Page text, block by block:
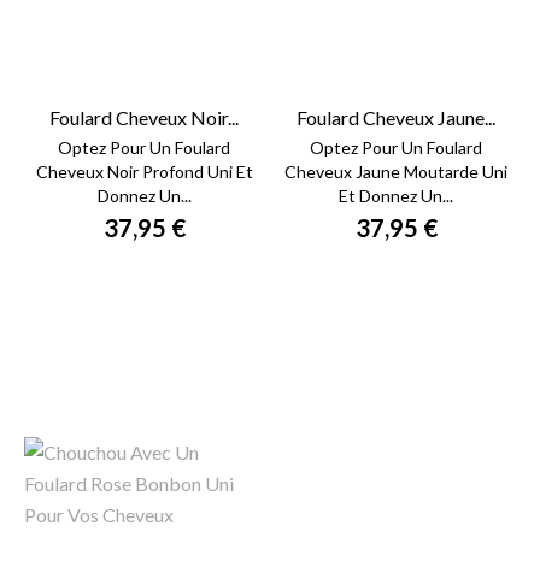
Foulard Cheveux Noir...
Optez Pour Un Foulard
Cheveux Noir Profond Uni Et
Donnez Un...
37,95 €
Foulard Cheveux Jaune...
Optez Pour Un Foulard
Cheveux Jaune Moutarde Uni
Et Donnez Un...
37,95 €